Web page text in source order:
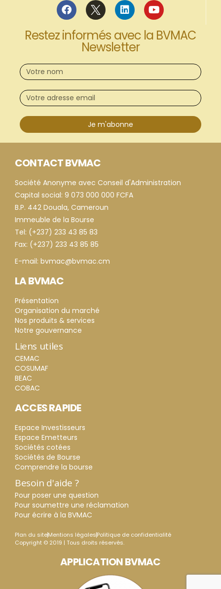
Restez informés avec la BVMAC
Newsletter
Je m'abonne
CONTACT BVMAC
Société Anonyme avec Conseil d'Administration
Capital social: 9 073 000 000 FCFA
B.P. 442 Douala, Cameroun
Immeuble de la Bourse
Tel: (+237) 233 43 85 83
Fax: (+237) 233 43 85 85
E-mail: bvmac@bvmac.cm
LA BVMAC
Présentation
Organisation du marché
Nos produits & services
Notre gouvernance
Liens utiles
CEMAC
COSUMAF
BEAC
COBAC
ACCES RAPIDE
Espace Investisseurs
Espace Emetteurs
Sociétés cotées
Sociétés de Bourse
Comprendre la bourse
Besoin d'aide ?
Pour poser une question
Pour soumettre une réclamation
Pour écrire à la BVMAC
Plan du siteMentions légalesPolitique de confidentialité
Copyright © 2019 | Tous droits réservés.
APPLICATION BVMAC